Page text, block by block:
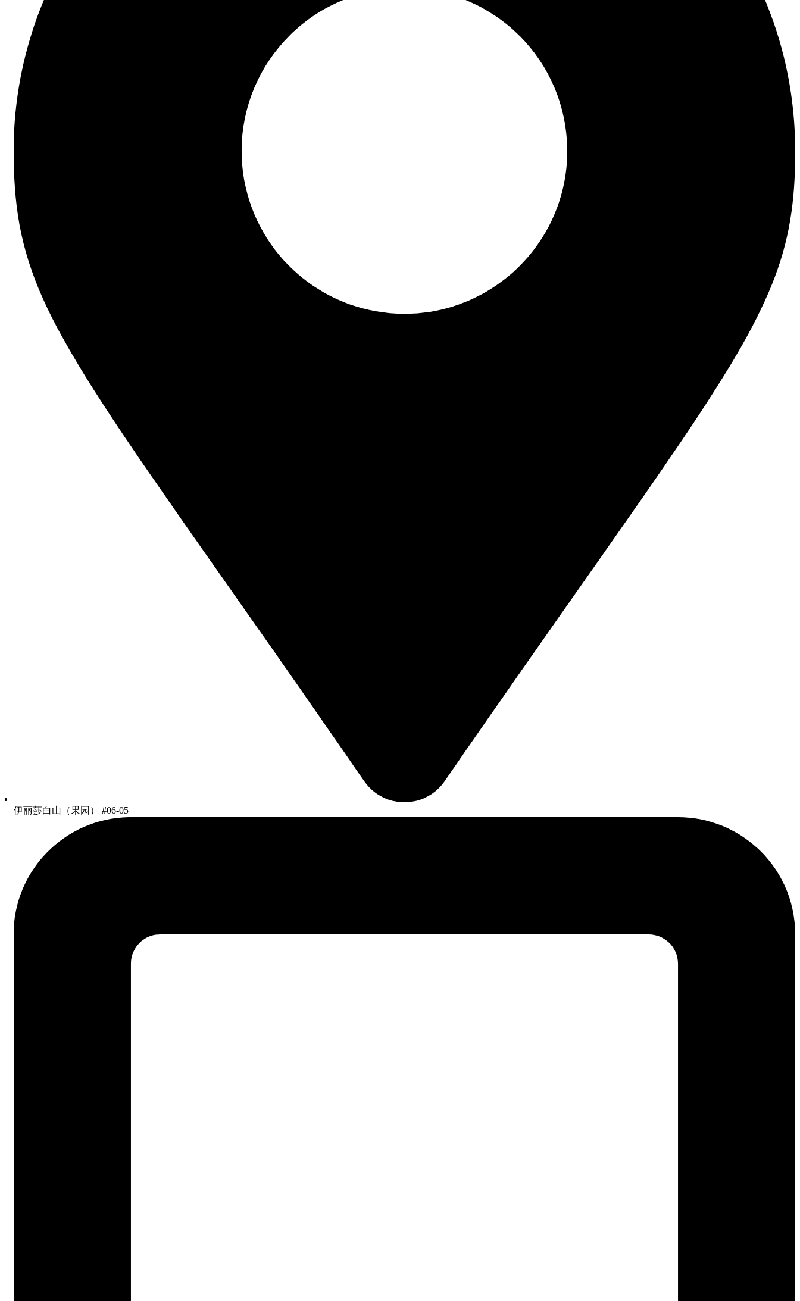
伊丽莎白山（果园） #06-05